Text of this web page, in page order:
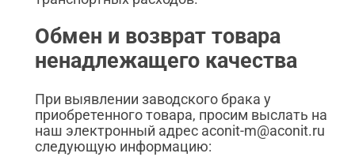
Обмен и возврат товара
ненадлежащего качества
При выявлении заводского брака у
приобретенного товара, просим выслать на
наш электронный адрес aconit-m@aconit.ru
следующую информацию: